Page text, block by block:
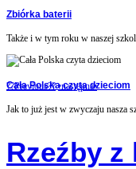
Zbiórka baterii
Także i w tym roku w naszej
Cała Polska czyta dzieciom
Jak to już jest w zwyczaju nasza
??Previous?? •następna•
Rzeźby z